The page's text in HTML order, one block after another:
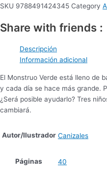
SKU 9788491424345 Category
Share with friends :
Descripción
Información adicional
El Monstruo Verde está lleno de
y cada día se hace más grande.
¿Será posible ayudarlo? Tres
cambiará.
Autor/Ilustrador Canizales
Páginas 40